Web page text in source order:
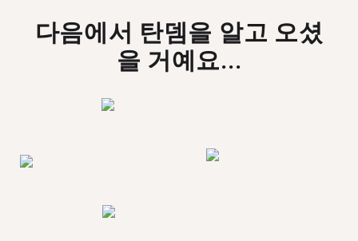
다음에서 탄뎀을 알고 오셨
을 거예요...